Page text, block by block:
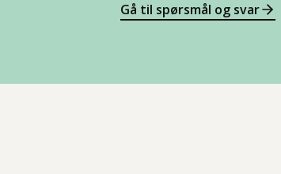
Gå til spørsmål og svar